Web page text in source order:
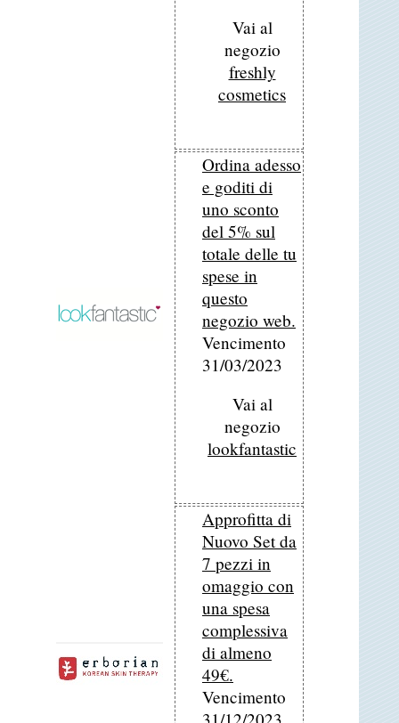
Vai al
negozio
freshly
cosmetics
Ordina adesso
e goditi di
uno sconto
del 5% sul
totale delle tu
spese in
questo
negozio web.
Vencimento
31/03/2023
Vai al
negozio
lookfantastic
Approfitta di
Nuovo Set da
7 pezzi in
omaggio con
una spesa
complessiva
di almeno
49€.
Vencimento